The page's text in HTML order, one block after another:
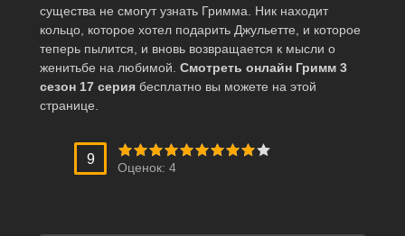
существа не смогут узнать Гримма. Ник находит
кольцо, которое хотел подарить Джульетте, и которое
теперь пылится, и вновь возвращается к мысли о
женитьбе на любимой. Смотреть онлайн Гримм 3
сезон 17 серия бесплатно вы можете на этой
странице.
9
Оценок: 4